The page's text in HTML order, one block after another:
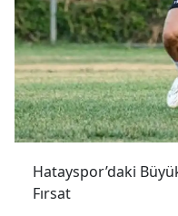
Hatayspor’daki
Fırsat